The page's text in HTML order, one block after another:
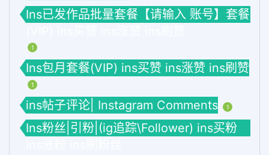
Ins已发作品批量套餐【请输入 账号】套餐
1
Ins包月套餐(VIP) ins买赞 ins涨赞 ins刷赞
1
ins帖子评论| Instagram Comments 1
Ins粉丝|引粉|(ig追踪\Follower) ins买粉